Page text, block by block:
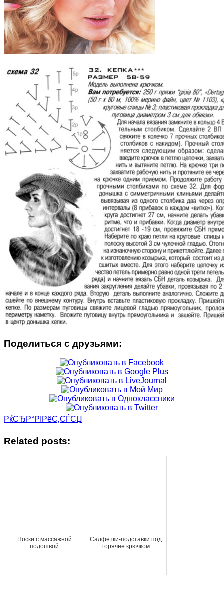
Поделиться с друзьями:
РќСЂР°РІРёС‚СЃСЏ
Related posts:
Носки с массажной
подошвой
Салфетки-подставки под
горячее крючком